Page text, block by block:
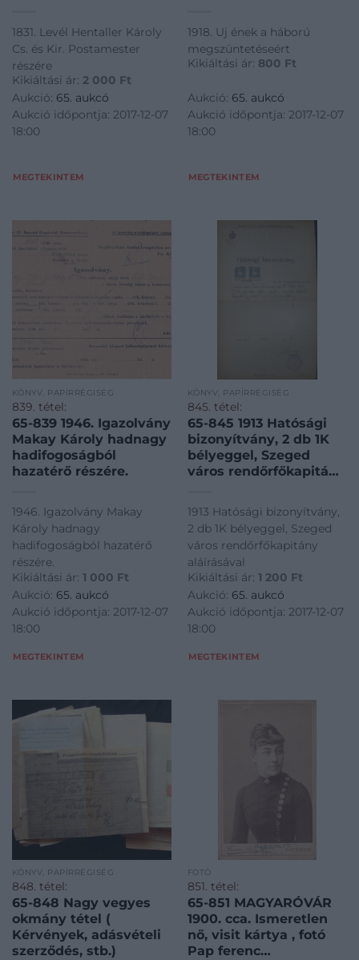
1831. Levél Hentaller Károly
Cs. és Kir. Postamester
részére
Kikiáltási ár: 2 000 Ft
Aukció: 65. aukcó
Aukció időpontja: 2017-12-07
18:00
MEGTEKINTEM
1918. Uj ének a háború
megszüntetéseért
Kikiáltási ár: 800 Ft
Aukció: 65. aukcó
Aukció időpontja: 2017-12-07
18:00
MEGTEKINTEM
KÖNYV, PAPÍRRÉGISÉG
839. tétel:
65-839 1946. Igazolvány
Makay Károly hadnagy
hadifogoságból
hazatérő részére.
1946. Igazolvány Makay
Károly hadnagy
hadifogoságból hazatérő
részére.
Kikiáltási ár: 1 000 Ft
Aukció: 65. aukcó
Aukció időpontja: 2017-12-07
18:00
MEGTEKINTEM
KÖNYV, PAPÍRRÉGISÉG
845. tétel:
65-845 1913 Hatósági
bizonyítvány, 2 db 1K
bélyeggel, Szeged
város rendőrfőkapitány
1913 Hatósági bizonyítvány,
2 db 1K bélyeggel, Szeged
város rendőrfőkapitány
aláírásával
Kikiáltási ár: 1 200 Ft
Aukció: 65. aukcó
Aukció időpontja: 2017-12-07
18:00
MEGTEKINTEM
KÖNYV, PAPÍRRÉGISÉG
848. tétel:
65-848 Nagy vegyes
okmány tétel (
Kérvények, adásvételi
szerződés, stb.)
FOTÓ
851. tétel:
65-851 MAGYARÓVÁR
1900. cca. Ismeretlen
nő, visit kártya , fotó
Pap ferenc